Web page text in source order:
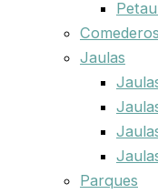
Jaulas
Parques